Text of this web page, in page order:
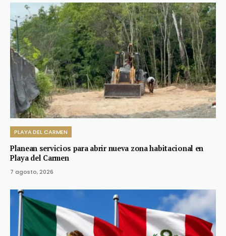
PLAYA DEL CARMEN
Planean servicios para abrir nueva zona habitacional en
Playa del Carmen
7 agosto, 2026